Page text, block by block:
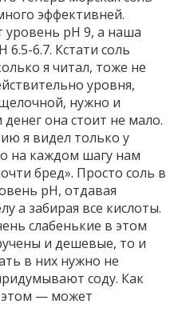
эффективней.
уровень pH 9, а наша
6.5-6.7. Кстати соль
я читал, тоже не
уровня,
нужно и
она стоит не мало.
я видел только у
на каждом шагу нам
бред». Просто соль в
pH, отдавая
а забирая все кислоты.
слабенькие в этом
и дешевые, то и
в них нужно не
соду. Как
этом — может